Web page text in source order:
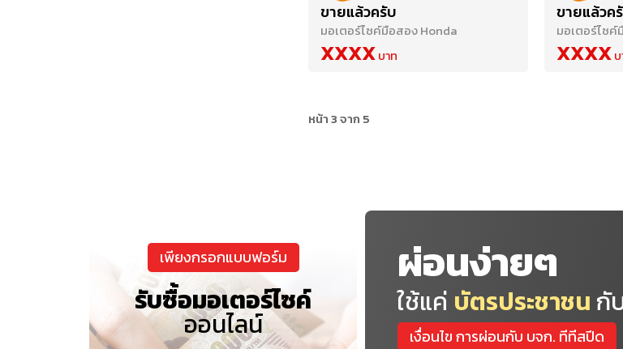
ขายแล้วครับ
มอเตอร์ไซค์มือสอง Honda
XXXX
ขายแล้วค
มอเตอร์ไซ
XXXX
หน้า 3 จาก 5
เพียงกรอกแบบฟอร์ม
รับซื้อมอเตอร์ไซค์
ออนไลน์
ผ่อนง่ายๆ
ใช้แค่ บัตรประชาชน กั
เงื่อนไข การผ่อนกับ บจก. ทีทีสปีด